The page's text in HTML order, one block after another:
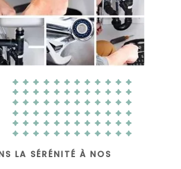
LA SÉRÉNITÉ À NOS